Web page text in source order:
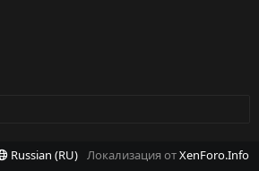
Russian (RU) Локализация отXenForo.Info